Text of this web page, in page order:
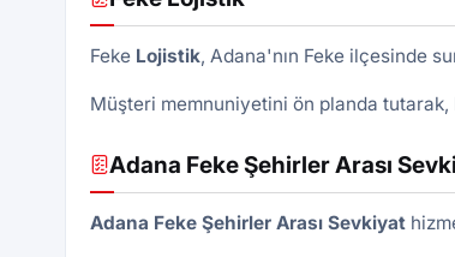
Feke Lojistik, Adana'nın Feke ilçesinde
Müşteri memnuniyetini ön planda tutarak,
Adana Feke Şehirler Arası
Adana Feke Şehirler Arası Sevkiyat